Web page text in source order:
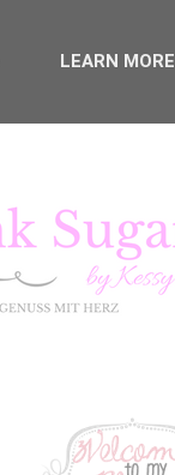
LEARN MORE